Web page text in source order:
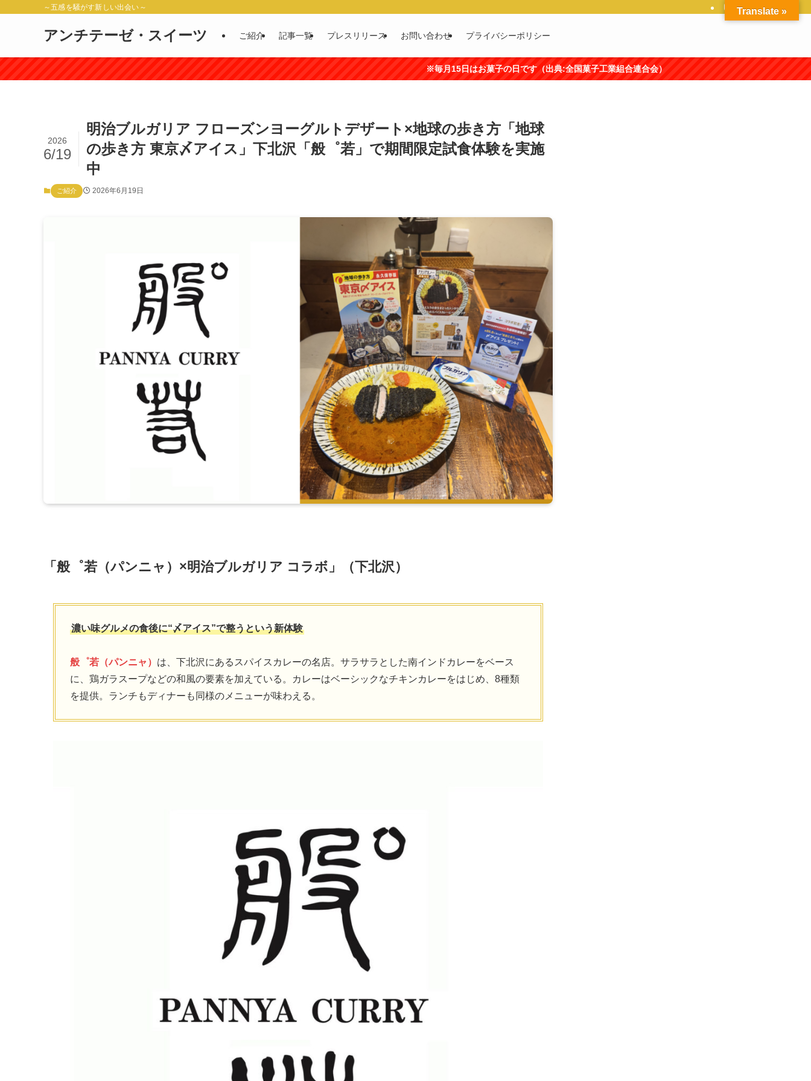
～五感を騒がす新しい出会い～
アンチテーゼ・スイーツ ご紹介 記事一覧 プレスリリース お問い合わせ プライバシーポリシー
※毎月15日はお菓子の日です（出典:全国菓子工業組合連合会）
明治ブルガリア フローズンヨーグルトデザート×地球の歩き方「地球
の歩き方 東京〆アイス」下北沢「般゜若」で期間限定試食体験を実施
中
2026
6/19
ご紹介 2026年6月19日
「般゜若（パンニャ）×明治ブルガリア コラボ」（下北沢）
濃い味グルメの食後に“〆アイス”で整うという新体験
般゜若（パンニャ） は、下北沢にあるスパイスカレーの名店。サラサラとした南インドカレーをベース
に、鶏ガラスープなどの和風の要素を加えている。カレーはベーシックなチキンカレーをはじめ、8種類
を提供。ランチもディナーも同様のメニューが味わえる。
Translate »